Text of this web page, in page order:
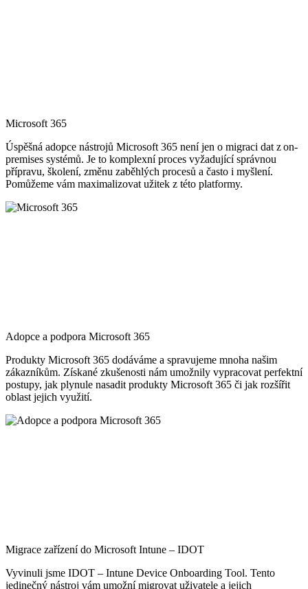
Microsoft 365
Úspěšná adopce nástrojů Microsoft 365 není jen o migraci dat z on-
premises systémů. Je to komplexní proces vyžadující správnou
přípravu, školení, změnu zaběhlých procesů a často i myšlení.
Pomůžeme vám maximalizovat užitek z této platformy.
Adopce a podpora Microsoft 365
Produkty Microsoft 365 dodáváme a spravujeme mnoha našim
zákazníkům. Získané zkušenosti nám umožnily vypracovat perfektní
postupy, jak plynule nasadit produkty Microsoft 365 či jak rozšířit
oblast jejich využití.
Migrace zařízení do Microsoft Intune – IDOT
Vyvinuli jsme IDOT – Intune Device Onboarding Tool. Tento
jedinečný nástroj vám umožní migrovat uživatele a jejich